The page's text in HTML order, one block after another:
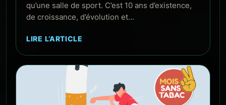
qu’une salle de sport. C’est 10 ans d’existence,
de croissance, d’évolution et…
LIRE L’ARTICLE